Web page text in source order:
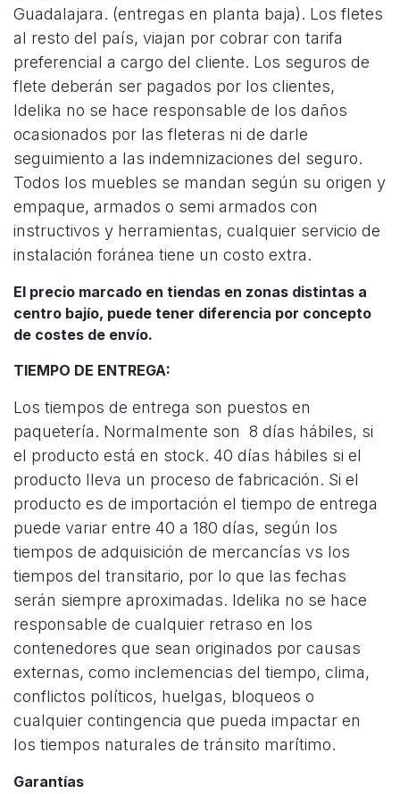
Guadalajara. (entregas en planta baja). Los fletes
al resto del país, viajan por cobrar con tarifa
preferencial a cargo del cliente. Los seguros de
flete deberán ser pagados por los clientes,
Idelika no se hace responsable de los daños
ocasionados por las fleteras ni de darle
seguimiento a las indemnizaciones del seguro.
Todos los muebles se mandan según su origen y
empaque, armados o semi armados con
instructivos y herramientas, cualquier servicio de
instalación foránea tiene un costo extra.
El precio marcado en tiendas en zonas distintas a
centro bajío, puede tener diferencia por concepto
de costes de envío.
TIEMPO DE ENTREGA:
Los tiempos de entrega son puestos en
paquetería. Normalmente son 8 días hábiles, si
el producto está en stock. 40 días hábiles si el
producto lleva un proceso de fabricación. Si el
producto es de importación el tiempo de entrega
puede variar entre 40 a 180 días, según los
tiempos de adquisición de mercancías vs los
tiempos del transitario, por lo que las fechas
serán siempre aproximadas. Idelika no se hace
responsable de cualquier retraso en los
contenedores que sean originados por causas
externas, como inclemencias del tiempo, clima,
conflictos políticos, huelgas, bloqueos o
cualquier contingencia que pueda impactar en
los tiempos naturales de tránsito marítimo.
Garantías